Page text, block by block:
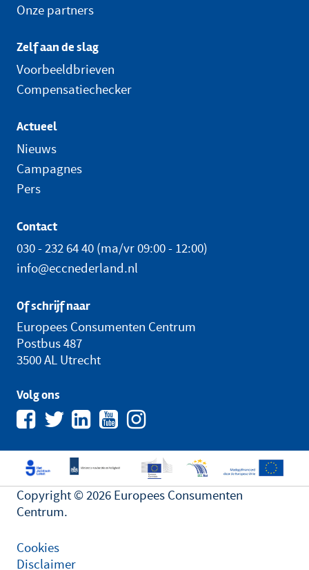
Onze partners
Zelf aan de slag
Voorbeeldbrieven
Compensatiechecker
Actueel
Nieuws
Campagnes
Pers
Contact
030 - 232 64 40 (ma/vr 09:00 - 12:00)
info@eccnederland.nl
Of schrijf naar
Europees Consumenten Centrum
Postbus 487
3500 AL Utrecht
Volg ons
Copyright © 2026 Europees Consumenten
Centrum.
Cookies
Disclaimer